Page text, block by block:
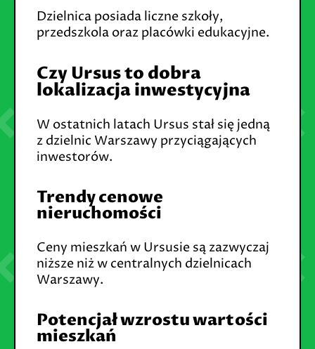
Dzielnica posiada liczne szkoły,
przedszkola oraz placówki edukacyjne.
Czy Ursus to dobra
lokalizacja inwestycyjna
W ostatnich latach Ursus stał się jedną
z dzielnic Warszawy przyciągających
inwestorów.
Trendy cenowe
nieruchomości
Ceny mieszkań w Ursusie są zazwyczaj
niższe niż w centralnych dzielnicach
Warszawy.
Potencjał wzrostu wartości
mieszkań